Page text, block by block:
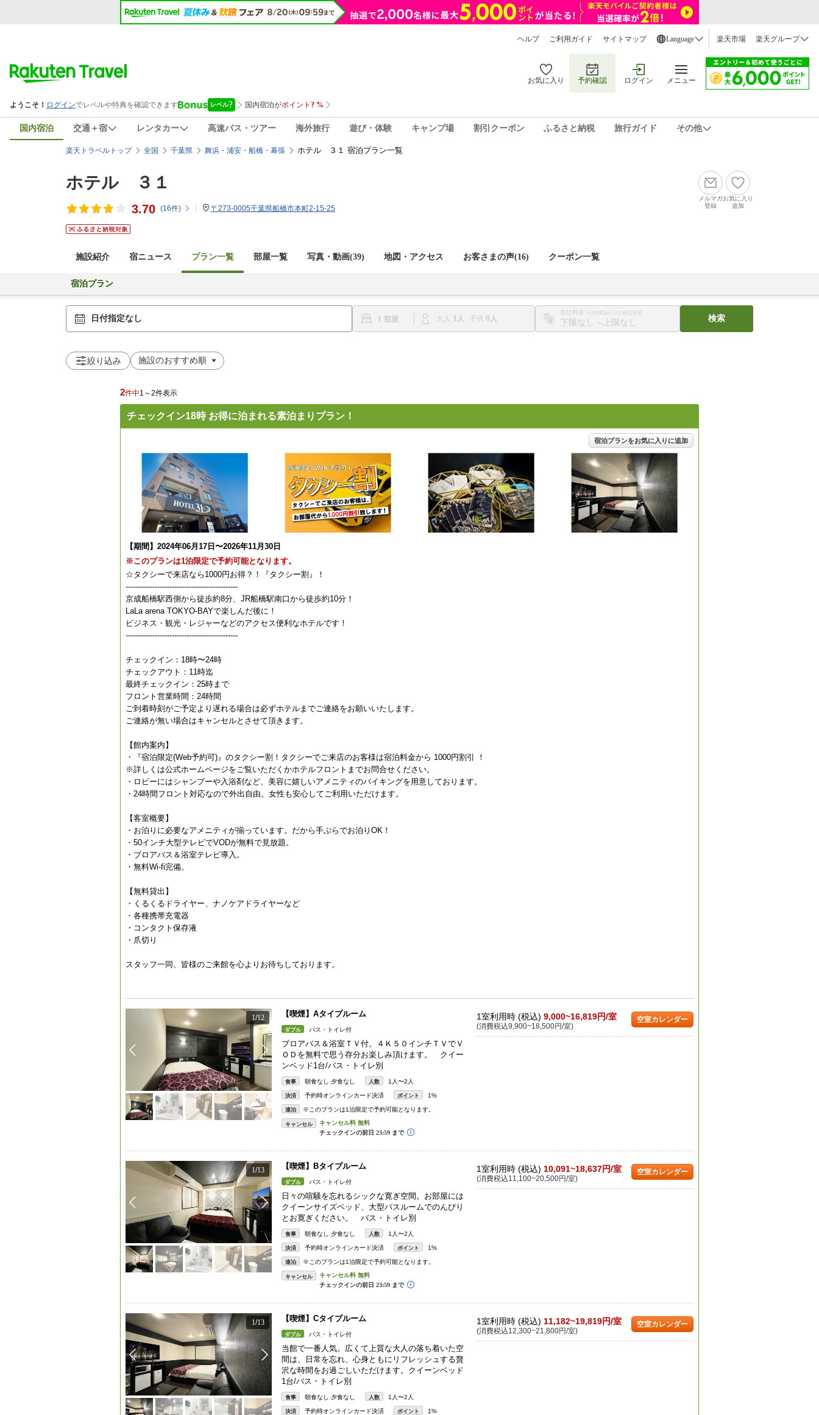
ヘルプ ご利用ガイド サイトマップ Language 楽天市場 楽天グループ
お気に入り 予約確認 ログイン メニュー
国内宿泊 交通＋宿 レンタカー 高速バス・ツアー 海外旅行 遊び・体験 キャンプ場 割引クーポン ふるさと納税 旅行ガイド その他
楽天トラベルトップ 全国 千葉県 舞浜・浦安・船橋・幕張 ホテル ３１ 宿泊プラン一覧
ホテル ３１
3.70 (16件) 〒273-0005千葉県船橋市本町2-15-25
メルマガ
登録
お気に入り
追加
施設紹介 宿ニュース プラン一覧 部屋一覧 写真・動画(39) 地図・アクセス お客さまの声(16) クーポン一覧
宿泊プラン
日付指定なし 1 大人 1 子供 0
合計料金 ※1部屋あたりの税込金額
〜
検索
絞り込み
2件中1～2件表示
チェックイン18時 お得に泊まれる素泊まりプラン！
宿泊プランをお気に入りに追加
【期間】2024年06月17日〜2026年11月30日
※このプランは1泊限定で予約可能となります。
☆タクシーで来店なら1000円お得？！『タクシー割』！
----------------------------------------------
京成船橋駅西側から徒歩約8分、JR船橋駅南口から徒歩約10分！
LaLa arena TOKYO-BAYで楽しんだ後に！
ビジネス・観光・レジャーなどのアクセス便利なホテルです！
----------------------------------------------
チェックイン：18時〜24時
チェックアウト：11時迄
最終チェックイン：25時まで
フロント営業時間：24時間
ご到着時刻がご予定より遅れる場合は必ずホテルまでご連絡をお願いいたします。
ご連絡が無い場合はキャンセルとさせて頂きます。
【館内案内】
・『宿泊限定(Web予約可)』のタクシー割！タクシーでご来店のお客様は宿泊料金から 1000円割引 ！
※詳しくは公式ホームページをご覧いただくかホテルフロントまでお問合せください。
・ロビーにはシャンプーや入浴剤など、美容に嬉しいアメニティのバイキングを用意しております。
・24時間フロント対応なので外出自由。女性も安心してご利用いただけます。
【客室概要】
・お泊りに必要なアメニティが揃っています。だから手ぶらでお泊りOK！
・50インチ大型テレビでVODが無料で見放題。
・ブロアバス＆浴室テレビ導入。
・無料Wi-fi完備。
【無料貸出】
・くるくるドライヤー、ナノケアドライヤーなど
・各種携帯充電器
・コンタクト保存液
・爪切り
スタッフ一同、皆様のご来館を心よりお待ちしております。
1/12 【喫煙】Aタイプルーム
ダブル バス・トイレ付
ブロアバス＆浴室ＴＶ付。４Ｋ５０インチＴＶでＶ
ＯＤを無料で思う存分お楽しみ頂けます。 クイー
ンベッド1台/バス・トイレ別
食事 朝食なし 夕食なし 人数 1人〜2人
決済 予約時オンラインカード決済 ポイント 1%
連泊 ※このプランは1泊限定で予約可能となります。
キャンセル
1室利用時 (税込) 9,000~16,819円/室
(消費税込9,900~18,500円/室)
空室カレンダー
1/13 【喫煙】Bタイプルーム
ダブル バス・トイレ付
日々の喧騒を忘れるシックな寛ぎ空間。お部屋には
クイーンサイズベッド、大型バスルームでのんびり
とお寛ぎください。 バス・トイレ別
食事 朝食なし 夕食なし 人数 1人〜2人
決済 予約時オンラインカード決済 ポイント 1%
連泊 ※このプランは1泊限定で予約可能となります。
キャンセル
1室利用時 (税込) 10,091~18,637円/室
(消費税込11,100~20,500円/室)
空室カレンダー
1/13 【喫煙】Cタイプルーム
ダブル バス・トイレ付
当館で一番人気。広くて上質な大人の落ち着いた空
間は、日常を忘れ、心身ともにリフレッシュする贅
沢な時間をお過ごしいただけます。クイーンベッド
1台/バス・トイレ別
食事 朝食なし 夕食なし 人数 1人〜2人
決済 予約時オンラインカード決済 ポイント 1%
1室利用時 (税込) 11,182~19,819円/室
(消費税込12,300~21,800円/室)
空室カレンダー